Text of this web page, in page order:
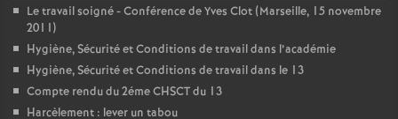
Le travail soigné - Conférence de Yves Clot (Marseille, 15 novembre
2011)
Hygiène, Sécurité et Conditions de travail dans l’académie
Hygiène, Sécurité et Conditions de travail dans le 13
Compte rendu du 2éme CHSCT du 13
Harcèlement : lever un tabou